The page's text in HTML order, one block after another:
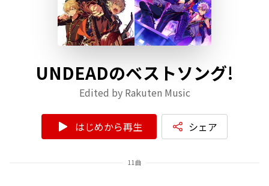
UNDEADのベストソング!
Edited by Rakuten Music
はじめから再生 シェア
11曲